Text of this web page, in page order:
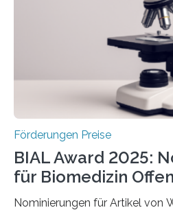
Preis aus. Er richtet sich gezielt
Forscherinnen und Forscher
werden soll eine
hochrangige
Förderungen Preise
BIAL Award 2025:
für Biomedizin
Nominierungen für Artikel von